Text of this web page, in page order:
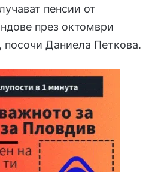
пенсии от
през октомври
посочи Даниела Петкова.